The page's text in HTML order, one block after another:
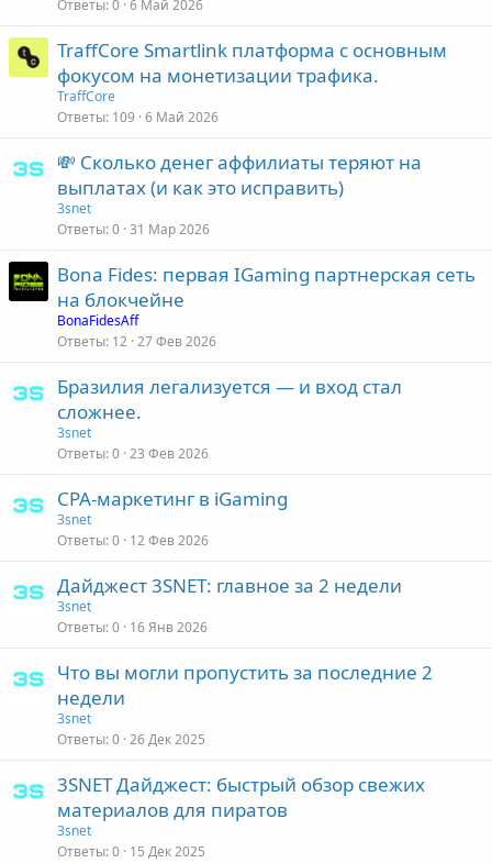
Ответы 0 6 Май 2026
TraffCore Smartlink платформа с основным
фокусом на монетизации трафика.
TraffCore
Ответы 109 6 Май 2026
💸 Сколько денег аффилиаты теряют на
выплатах (и как это исправить)
3snet
Ответы 0 31 Мар 2026
Bona Fides: первая IGaming партнерская сеть
на блокчейне
BonaFidesAff
Ответы 12 27 Фев 2026
Бразилия легализуется — и вход стал
сложнее.
3snet
Ответы 0 23 Фев 2026
CPA‑маркетинг в iGaming
3snet
Ответы 0 12 Фев 2026
Дайджест 3SNET: главное за 2 недели
3snet
Ответы 0 16 Янв 2026
Что вы могли пропустить за последние 2
недели
3snet
Ответы 0 26 Дек 2025
3SNET Дайджест: быстрый обзор свежих
материалов для пиратов
3snet
Ответы 0 15 Дек 2025